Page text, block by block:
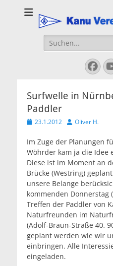
Suchen
nach:
Surfwelle in
Paddler
Veröffentlicht
23.1.2012 AutorOliver H.
Im Zuge der Planungen
Wöhrder kam ja die Idee
Diese ist im Moment an
Brücke (Westring)
unsere Belange
kommenden Donnerstag
Treffen der Paddler von
Naturfreunden im
(Adolf-Braun-Straße 40.
geplant werden wie wir
einbringen. Alle
eingeladen.